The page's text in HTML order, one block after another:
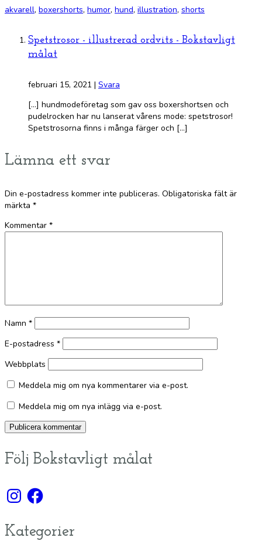
akvarell, boxershorts, humor, hund, illustration, shorts
Spetstrosor - illustrerad ordvits - Bokstavligt
målat
februari 15, 2021 | Svara
[…] hundmodeföretag som gav oss boxershortsen och
pudelrocken har nu lanserat vårens mode: spetstrosor!
Spetstrosorna finns i många färger och […]
Lämna ett svar
Din e-postadress kommer inte publiceras. Obligatoriska fält är
märkta *
Kommentar *
Namn *
E-postadress *
Webbplats
Meddela mig om nya kommentarer via e-post.
Meddela mig om nya inlägg via e-post.
Följ Bokstavligt målat
InstagramFacebook
Kategorier